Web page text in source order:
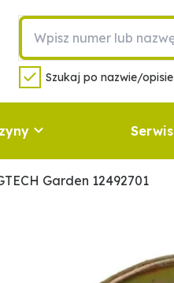
Szukaj po nazwie/opisie
Serwis
Garden 12492701